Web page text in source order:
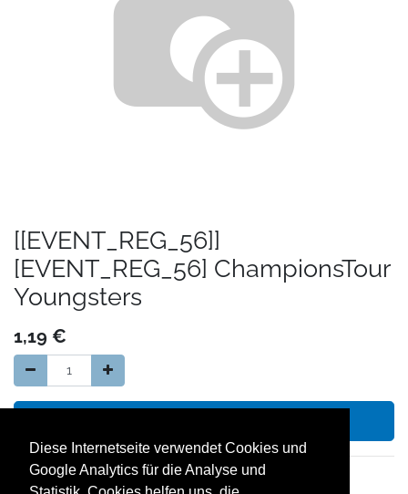
Diese Internetseite verwendet Cookies und
Google Analytics für die Analyse und
[[EVENT_REG_56]]
[EVENT_REG_56] ChampionsTour
Youngsters
1,19 €
14 Tage Geld zurück Garantie